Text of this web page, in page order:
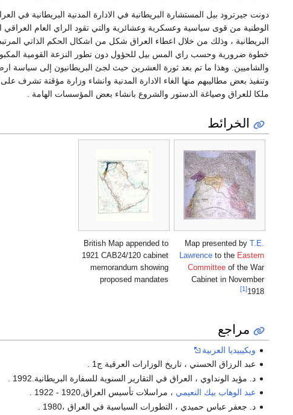
دونت جيرترود بيل المستشارة البريطانية في الادارة المدنية البريطانية في
الوطنية من قوى سياسية وعسكرية وعشائرية والتي تقود الراي العام العراقي
البريطانية ، وذلك من خلال اعطاء العراق شكل من اشكال الحكم الذاتي
خطوة ضرورية وحسب راي المس بيل للحؤول دون تطور النزعة القومية
والشاميين. وهذا ما تم بعد ثورة العشرين حيث لجئ البريطانيون إلى سياسة
وتنفيذ بعض مطاليبهم منها الغاء الادارة المدنية وانشاء وزارة مؤقتة
ملكا للعراق وصياغة الدستور والشروع بانشاء بعض المؤسسات الهامة .
الخرائط
Map presented by T.E.
Lawrence to the Eastern
Committee of the War
Cabinet in November
1918
[1]
British Map appended to
1921 CAB24/120 cabinet
memorandum showing
proposed mandates
مراجع
ويكيبيديا العربية
عبد الرزاق الحسني ، تاريخ الوزارات العرقية ج1 .
د. مؤيد الونداوي ، العراق في التقارير السنوية للسفارة البريطانية.1992 .
عبد الوهاب بيك النعيمي ، مراسلات تأسيس العراق,1920 - 1922 .
د. جعفر عباس حميدي ، التطورات السياسية في العراق ،1980 .